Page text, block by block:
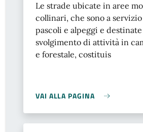
Le strade ubicate in aree
collinari, che sono a
pascoli e alpeggi e
svolgimento di attività in
e forestale, costituis
VAI ALLA PAGINA